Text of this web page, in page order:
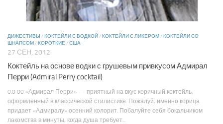
ДИЖЕСТИВЫ /КОКТЕЙЛИ С ВОДКОЙ/КОКТЕЙЛИ С ЛИКЕРОМ/КОКТЕЙЛИ СО
ШНАПСОМ/КОРОТКИЕ/США
27 СЕН, 2012
Коктейль на основе водки с грушевым привкусом Адмирал
Перри (Admiral Perry cocktail)
0.0 00 «Адмирал Перри» — приятный на вкус коричный коктейль,
оформленный в классической стилистике. Пожалуй, именно корица
придает «Адмиралу» осенний колорит. Побалуйте себя бокальчиком
лакомства в минуты, когда душа требует...